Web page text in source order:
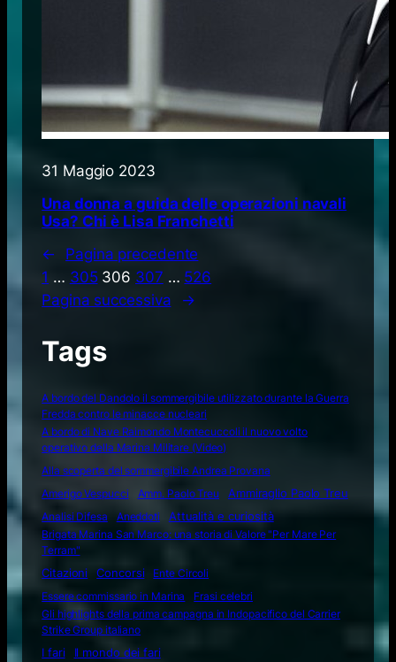
31 Maggio 2023
Una donna a guida delle operazioni navali
Usa? Chi è Lisa Franchetti
←
Pagina precedente
1 … 305 306 307 … 526
Pagina successiva
→
Tags
A bordo del Dandolo il sommergibile utilizzato durante la Guerra
Fredda contro le minacce nucleari
A bordo di Nave Raimondo Montecuccoli il nuovo volto
operativo della Marina Militare (Video)
Alla scoperta del sommergibile Andrea Provana
Amerigo Vespucci
Amm. Paolo Treu
Ammiraglio Paolo Treu
Analisi Difesa
Aneddoti Attualità e curiosità
Brigata Marina San Marco: una storia di Valore "Per Mare Per
Terram"
Citazioni
Concorsi
Ente Circoli
Essere commissario in Marina
Frasi celebri
Gli highlights della prima campagna in Indopacifico del Carrier
Strike Group italiano
I fari
Il mondo dei fari